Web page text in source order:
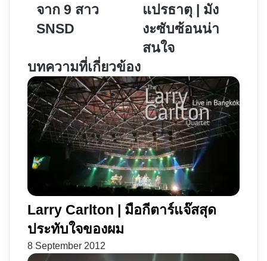
แหละ
Black
9
สาว
SNSD
จาก 9 สาว
SNSD
คน
แปร
|
งะ
ซับ
ซ้อน
น่า
สนใจ
แปรธาตุ | มัง
งะซับซ้อนน่า
สนใจ
บทความที่เกี่ยวข้อง
Larry Carlton | มือกีตาร์แจ๊สสุด
ประทับใจของผม
8 September 2012